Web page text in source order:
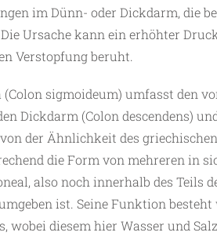
im Dünn- oder Dickdarm, die
Ursache kann ein erhöhter
Verstopfung beruht.
(Colon sigmoideum) umfasst den
Dickdarm (Colon descendens)
der Ähnlichkeit des
die Form von mehreren in
also noch innerhalb des Teils
ist. Seine Funktion
wobei diesem hier Wasser und